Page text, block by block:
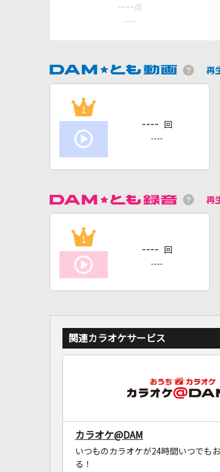
---- 点
----
再
1
---- 回
----
再
1
---- 回
----
関連カラオケサービス
カラオケ@DAM
いつものカラオケが24時間いつでも
る！